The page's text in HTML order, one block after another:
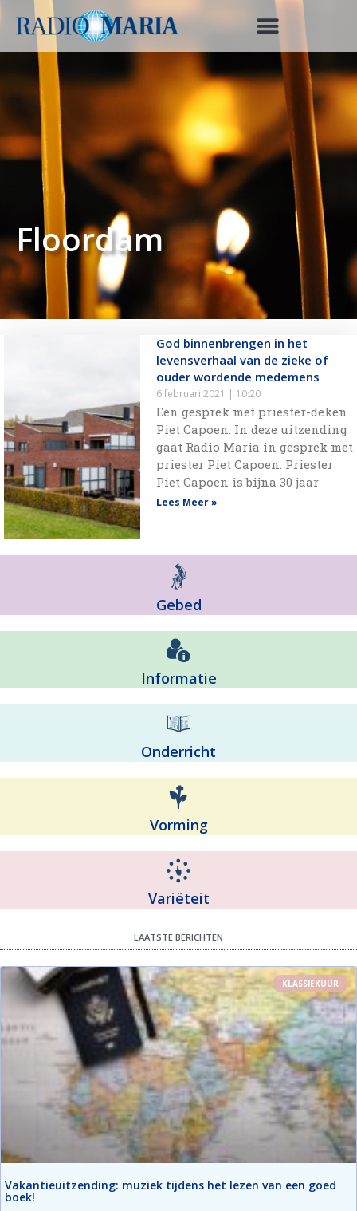
Floordam
God binnenbrengen in het
levensverhaal van de zieke of
ouder wordende medemens
6 februari 2021 10:20
Een gesprek met priester-deken
Piet Capoen. In deze uitzending
gaat Radio Maria in gesprek met
priester Piet Capoen. Priester
Piet Capoen is bijna 30 jaar
Lees Meer »
Gebed
Informatie
Onderricht
Vorming
Variëteit
LAATSTE BERICHTEN
KLASSIEKUUR
Vakantieuitzending: muziek tijdens het lezen van een goed
boek!